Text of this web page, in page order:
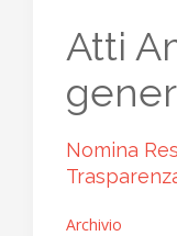
Atti
Nomina
Archivio